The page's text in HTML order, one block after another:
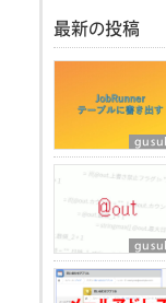
最新の投稿